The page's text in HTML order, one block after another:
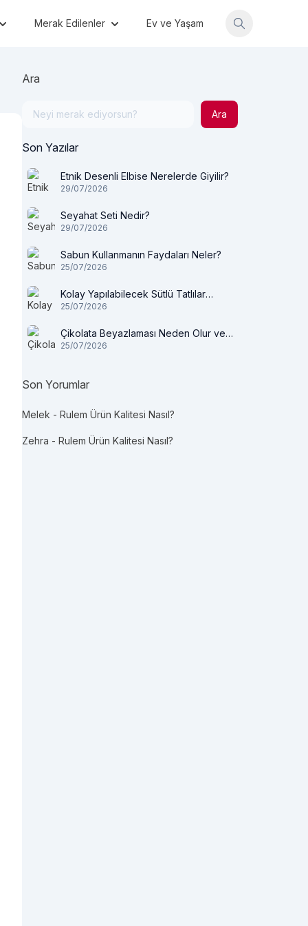
Merak Edilenler Ev ve Yaşam
Ara
Ara
Son Yazılar
Etnik Desenli Elbise Nerelerde Giyilir?
29/07/2026
Seyahat Seti Nedir?
29/07/2026
Sabun Kullanmanın Faydaları Neler?
25/07/2026
Kolay Yapılabilecek Sütlü Tatlılar
Nelerdir?
25/07/2026
Çikolata Beyazlaması Neden Olur ve
Tüketilir mi?
25/07/2026
Son Yorumlar
Melek - Rulem Ürün Kalitesi Nasıl?
Zehra - Rulem Ürün Kalitesi Nasıl?